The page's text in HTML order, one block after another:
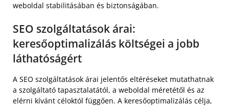
weboldal stabilitásában és biztonságában.
SEO szolgáltatások árai:
keresőoptimalizálás költségei a jobb
láthatóságért
A SEO szolgáltatások árai jelentős eltéréseket mutathatnak
a szolgáltató tapasztalatától, a weboldal méretétől és az
elérni kívánt céloktól függően. A keresőoptimalizálás célja,